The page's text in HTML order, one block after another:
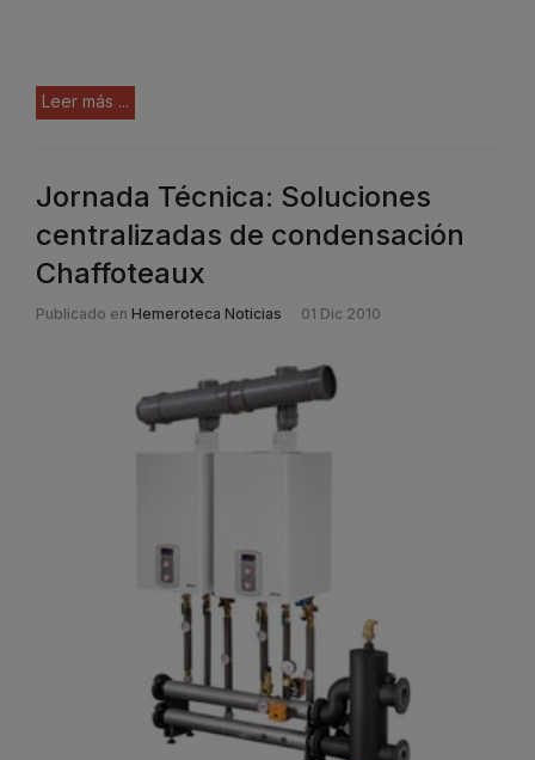
Leer más ...
Jornada Técnica: Soluciones
centralizadas de condensación
Chaffoteaux
Publicado en Hemeroteca Noticias 01 Dic 2010